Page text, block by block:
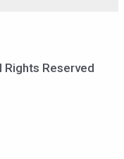
Rights Reserved